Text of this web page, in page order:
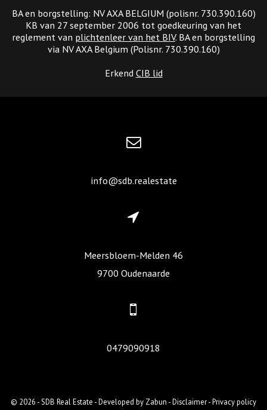
BA en borgstelling: NV AXA BELGIUM (polisnr. 730.390.160)
KB van 27 september 2006 tot goedkeuring van het
reglement van plichtenleer van het BIV. BA en borgstelling
via NV AXA Belgium (Polisnr. 730.390.160)
Erkend CIB lid
info@sdb.realestate
Meersbloem-Melden 46
9700 Oudenaarde
0479090918
© 2026 - SDB Real Estate -Developed by Zabun -Disclaimer-Privacy policy